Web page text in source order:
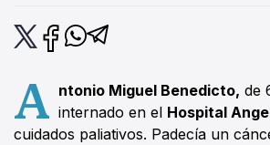
A ntonio Miguel Benedicto, de
internado en el Hospital
cuidados paliativos. Padecía un